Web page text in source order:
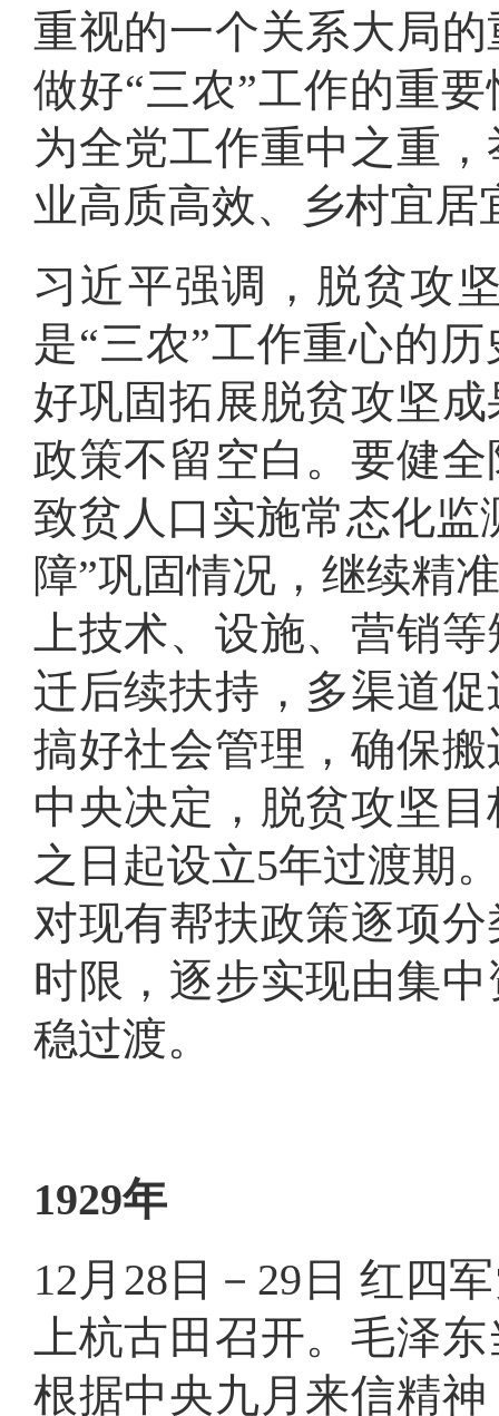
重视的一个关系大局
做好“三农”工作的重
为全党工作重中之重
业高质高效、乡村宜居
习近平强调，脱贫攻
是“三农”工作重心的
好巩固拓展脱贫攻坚
政策不留空白 。要健
致贫人口实施常态化监
障”巩固情况，继续精
上技术、设施、营销
迁后续扶持，多渠道
搞好社会管理，确保
中央决定，脱贫攻坚
之日起设立5年过渡期
对现有帮扶政策逐项
时限，逐步实现由集
稳过渡。
1929年
12月28日－29日 红四
上杭古田召开。毛泽
根据中央九月来信精